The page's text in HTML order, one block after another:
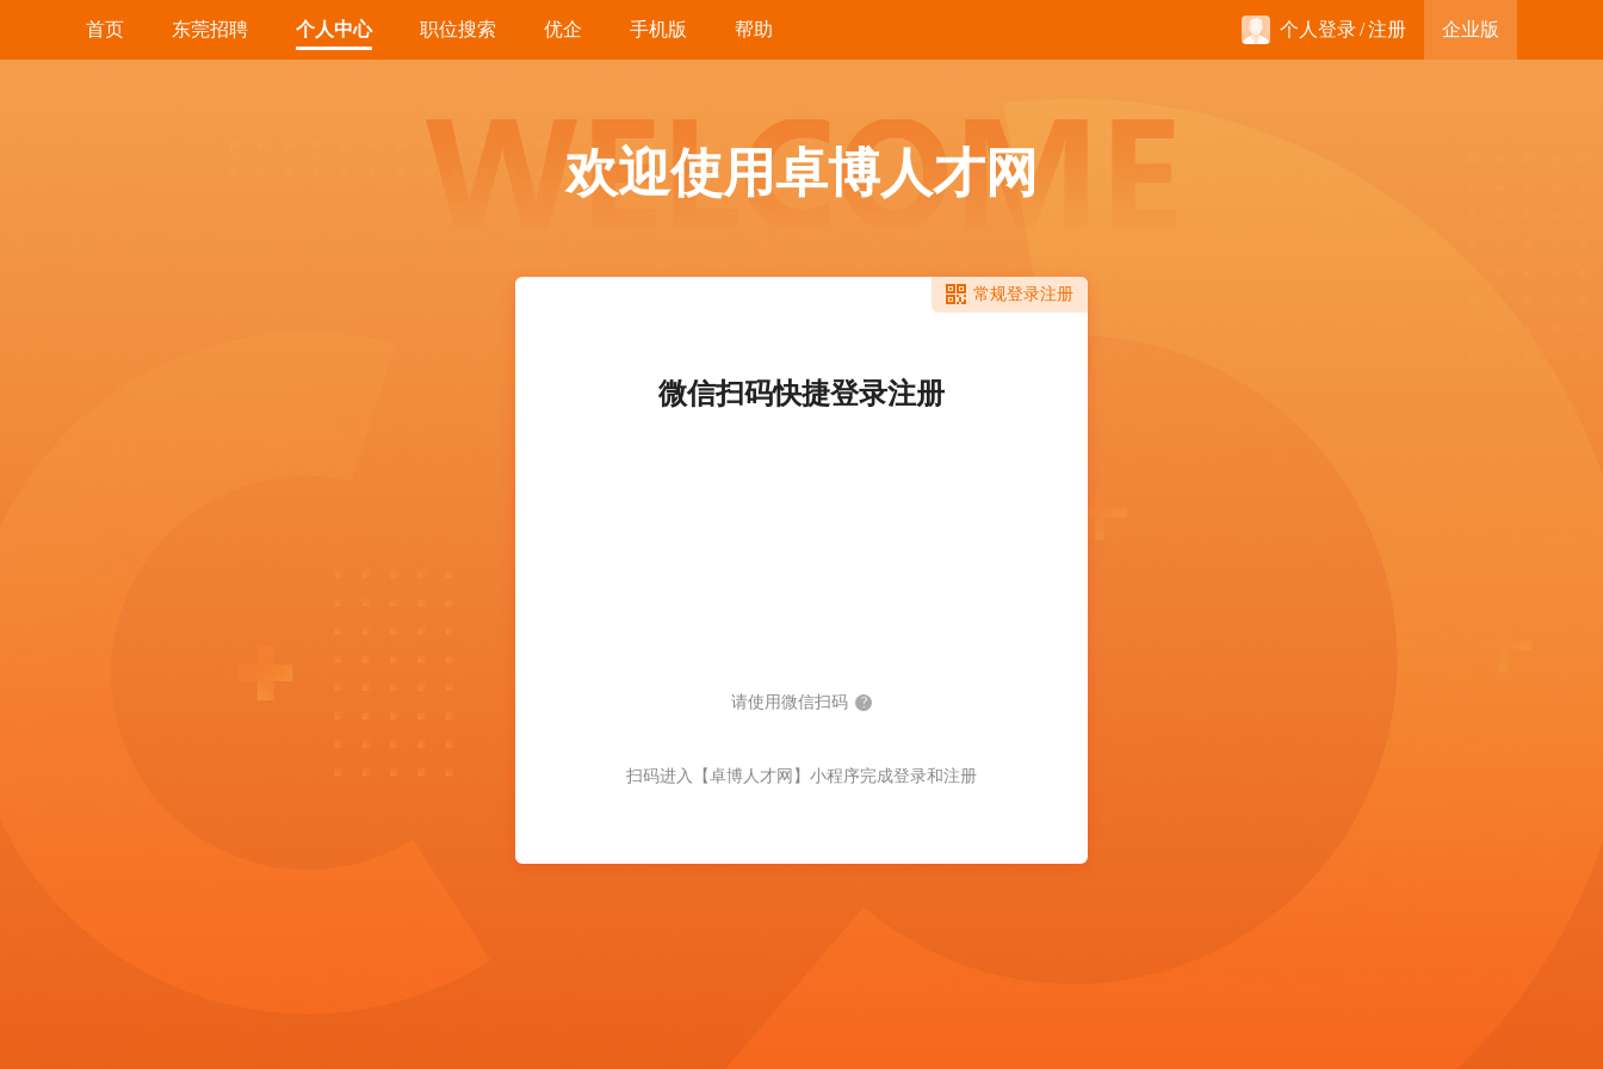
首页 东莞招聘 个人中心 职位搜索 优企 手机版 帮助 个人登录/注册 企业版
欢迎使用卓博人才网
常规登录注册
微信扫码快捷登录注册
请使用微信扫码 ?
扫码进入【卓博人才网】小程序完成登录和注册